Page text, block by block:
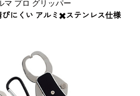
マ プロ グリッパー
にくい アルミ✖️ステンレス仕様